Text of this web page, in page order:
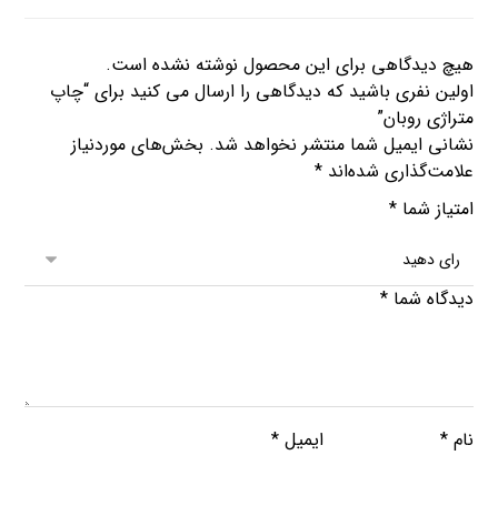
هیچ دیدگاهی برای این محصول نوشته نشده است.
اولین نفری باشید که دیدگاهی را ارسال می کنید برای “چاپ
متراژی روبان”
نشانی ایمیل شما منتشر نخواهد شد. بخش‌های موردنیاز
علامت‌گذاری شده‌اند*
امتیاز شما*
دیدگاه شما*
نام* ایمیل *